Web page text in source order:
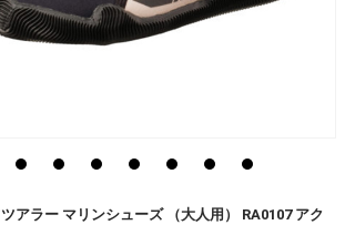
アラー マリンシューズ （大人用） RA0107 アク